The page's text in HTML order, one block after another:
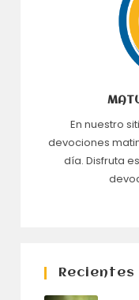
En nuestro
devociones
día. Disfruta
Recientes